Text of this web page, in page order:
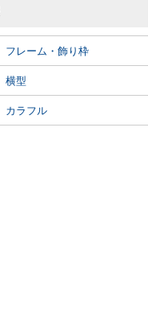
フレーム・飾り枠
横型
カラフル